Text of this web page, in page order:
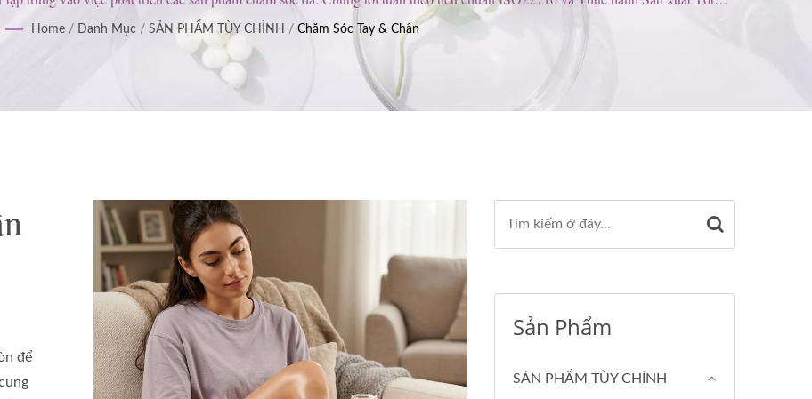
(GMP); giữ vững thái độ nghiêm ngặt để đáp ứng mong đợi của khách hàng.
Home / Danh Mục / SẢN PHẨM TÙY CHỈNH / Chăm Sóc Tay & Chân
để
Sản Phẩm
SẢN PHẨM TÙY CHỈNH